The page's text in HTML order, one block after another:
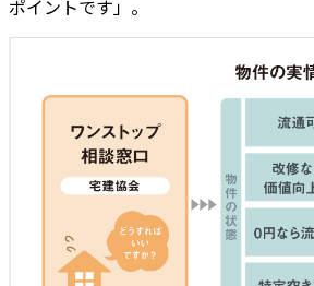
ポイントです」。